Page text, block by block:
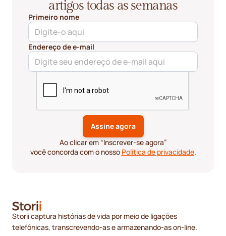
artigos todas as semanas
Primeiro nome
Endereço de e-mail
Ao clicar em “Inscrever-se agora”
você concorda com o nosso Política de privacidade.
Storii captura histórias de vida por meio de ligações
telefônicas, transcrevendo-as e armazenando-as on-line.